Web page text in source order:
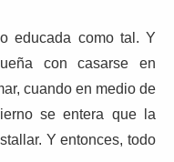
educada como tal. Y
con casarse en
cuando en medio de
se entera que la
Y entonces, todo